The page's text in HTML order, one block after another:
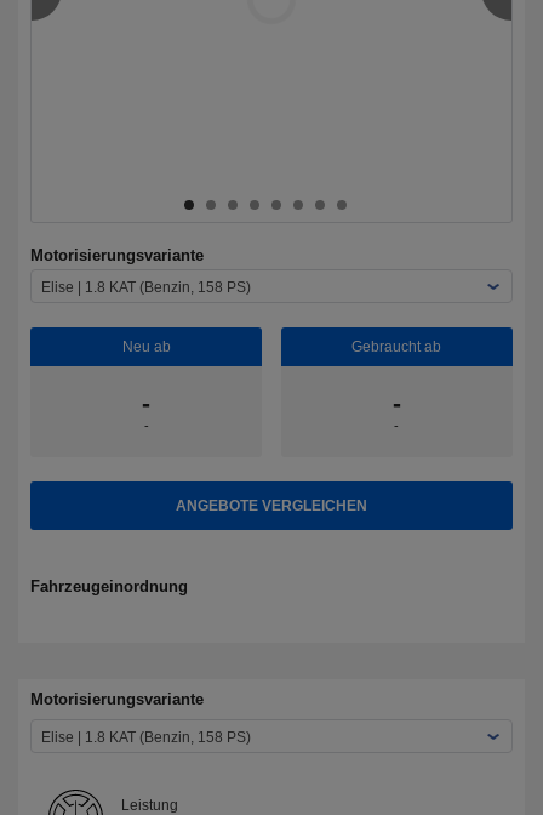
Motorisierungsvariante
Elise | 1.8 KAT (Benzin, 158 PS)
Neu ab
-
-
Gebraucht ab
-
-
ANGEBOTE VERGLEICHEN
Fahrzeugeinordnung
Motorisierungsvariante
Elise | 1.8 KAT (Benzin, 158 PS)
Leistung